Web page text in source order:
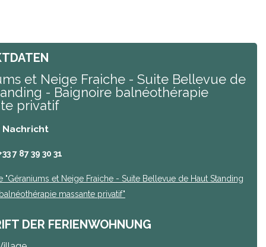
et Neige Fraiche - Suite Bellevue de
- Baignoire balnéothérapie
privatif
7 87 39 30 31
"Géraniums et Neige Fraiche - Suite Bellevue de Haut Standing
massante privatif"
DER FERIENWOHNUNG